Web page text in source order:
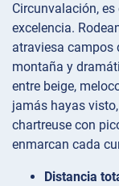
Circunvalación,
excelencia.
atraviesa campos
montaña y
entre beige,
jamás hayas
chartreuse con
enmarcan cada
Distancia